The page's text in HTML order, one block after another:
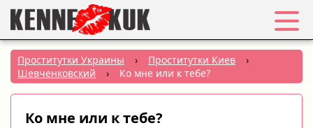
Избранное
Вход
Регистрация
Проститутки Украины › Проститутки Киев
›
Шевченковский
› Ко мне или к тебе?
Ко мне или к тебе?